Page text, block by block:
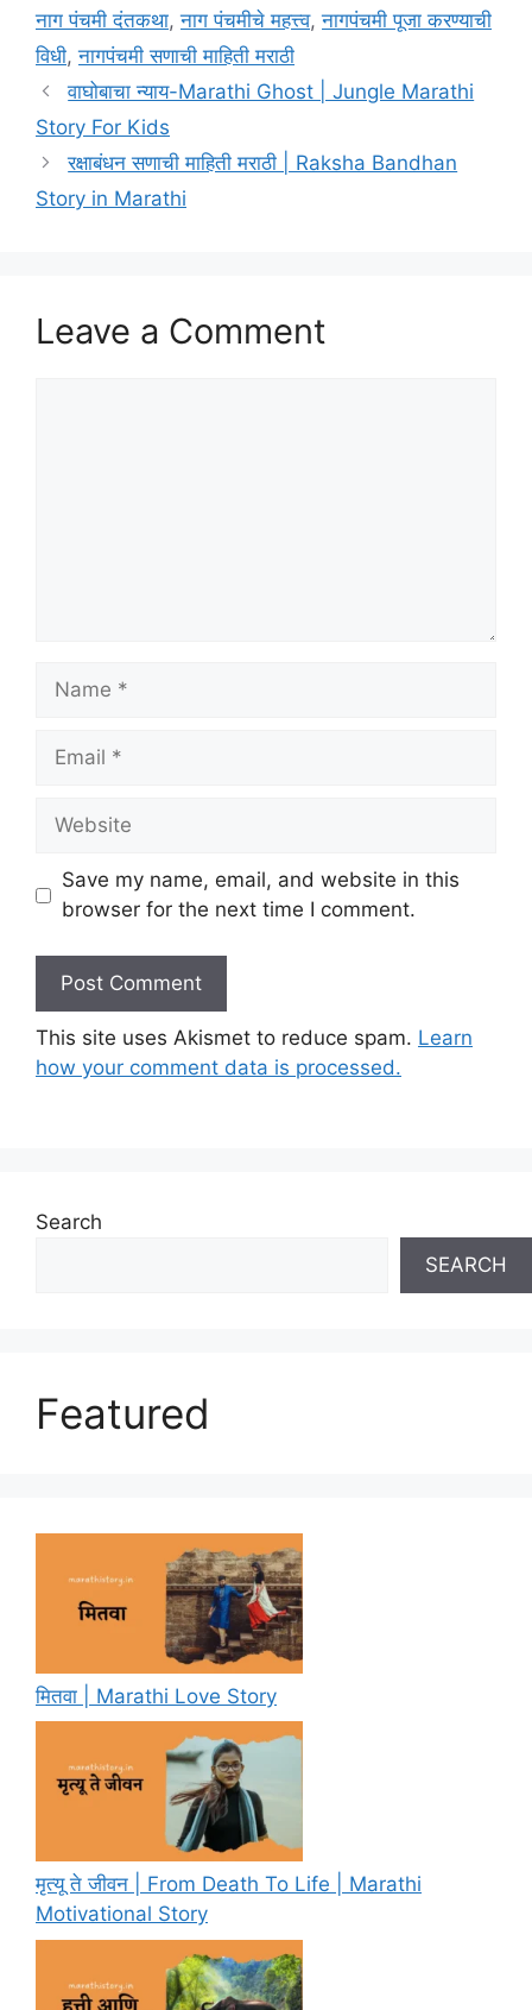
नाग पंचमी दंतकथा,नाग पंचमीचे महत्त्व,नागपंचमी पूजा करण्याची
विधी,नागपंचमी सणाची माहिती मराठी
वाघोबाचा न्याय-Marathi Ghost | Jungle Marathi
Story For Kids
रक्षाबंधन सणाची माहिती मराठी | Raksha Bandhan
Story in Marathi
Leave a Comment
Name
Email
Website
Save my name, email, and website in this
browser for the next time I comment.
This site uses Akismet to reduce spam. Learn
how your comment data is processed.
Search
SEARCH
Featured
मितवा | Marathi Love Story
मृत्यू ते जीवन | From Death To Life | Marathi
Motivational Story